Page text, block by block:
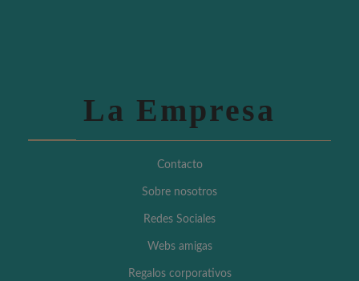
La Empresa
Contacto
Sobre nosotros
Redes Sociales
Webs amigas
Regalos corporativos